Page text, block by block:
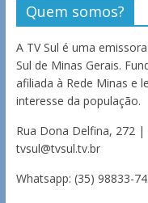
Quem somos?
A TV Sul é uma
Sul de Minas Gerais.
afiliada à Rede Minas e
interesse da população.
Rua Dona Delfina, 272
tvsul@tvsul.tv.br
Whatsapp: (35) 98833-